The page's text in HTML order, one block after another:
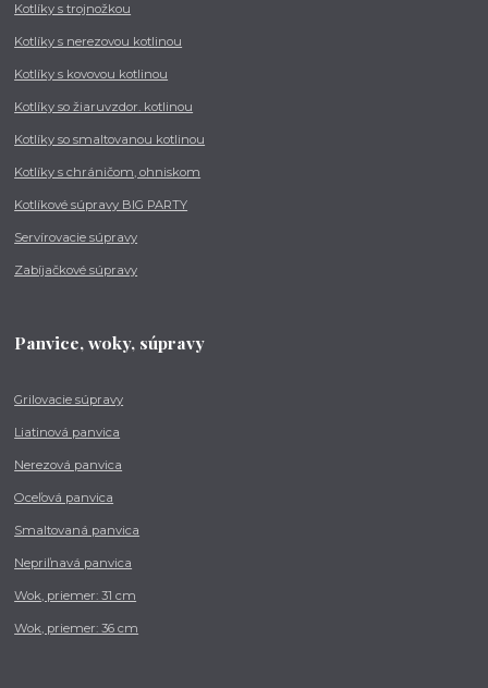
Kotlíky s trojnožkou
Kotlíky s nerezovou kotlinou
Kotlíky s kovovou kotlinou
Kotlíky so žiaruvzdor. kotlinou
Kotlíky so smaltovanou kotlinou
Kotlíky s chráničom, ohniskom
Kotlíkové súpravy BIG PARTY
Servírovacie súpravy
Zabíjačkové súpravy
Panvice, woky, súpravy
Grilovacie súpravy
Liatinová panvica
Nerezová panvica
Oceľová panvica
Smaltovaná panvica
Nepriľnavá panvica
Wok, priemer: 31 cm
Wok, priemer: 36 cm